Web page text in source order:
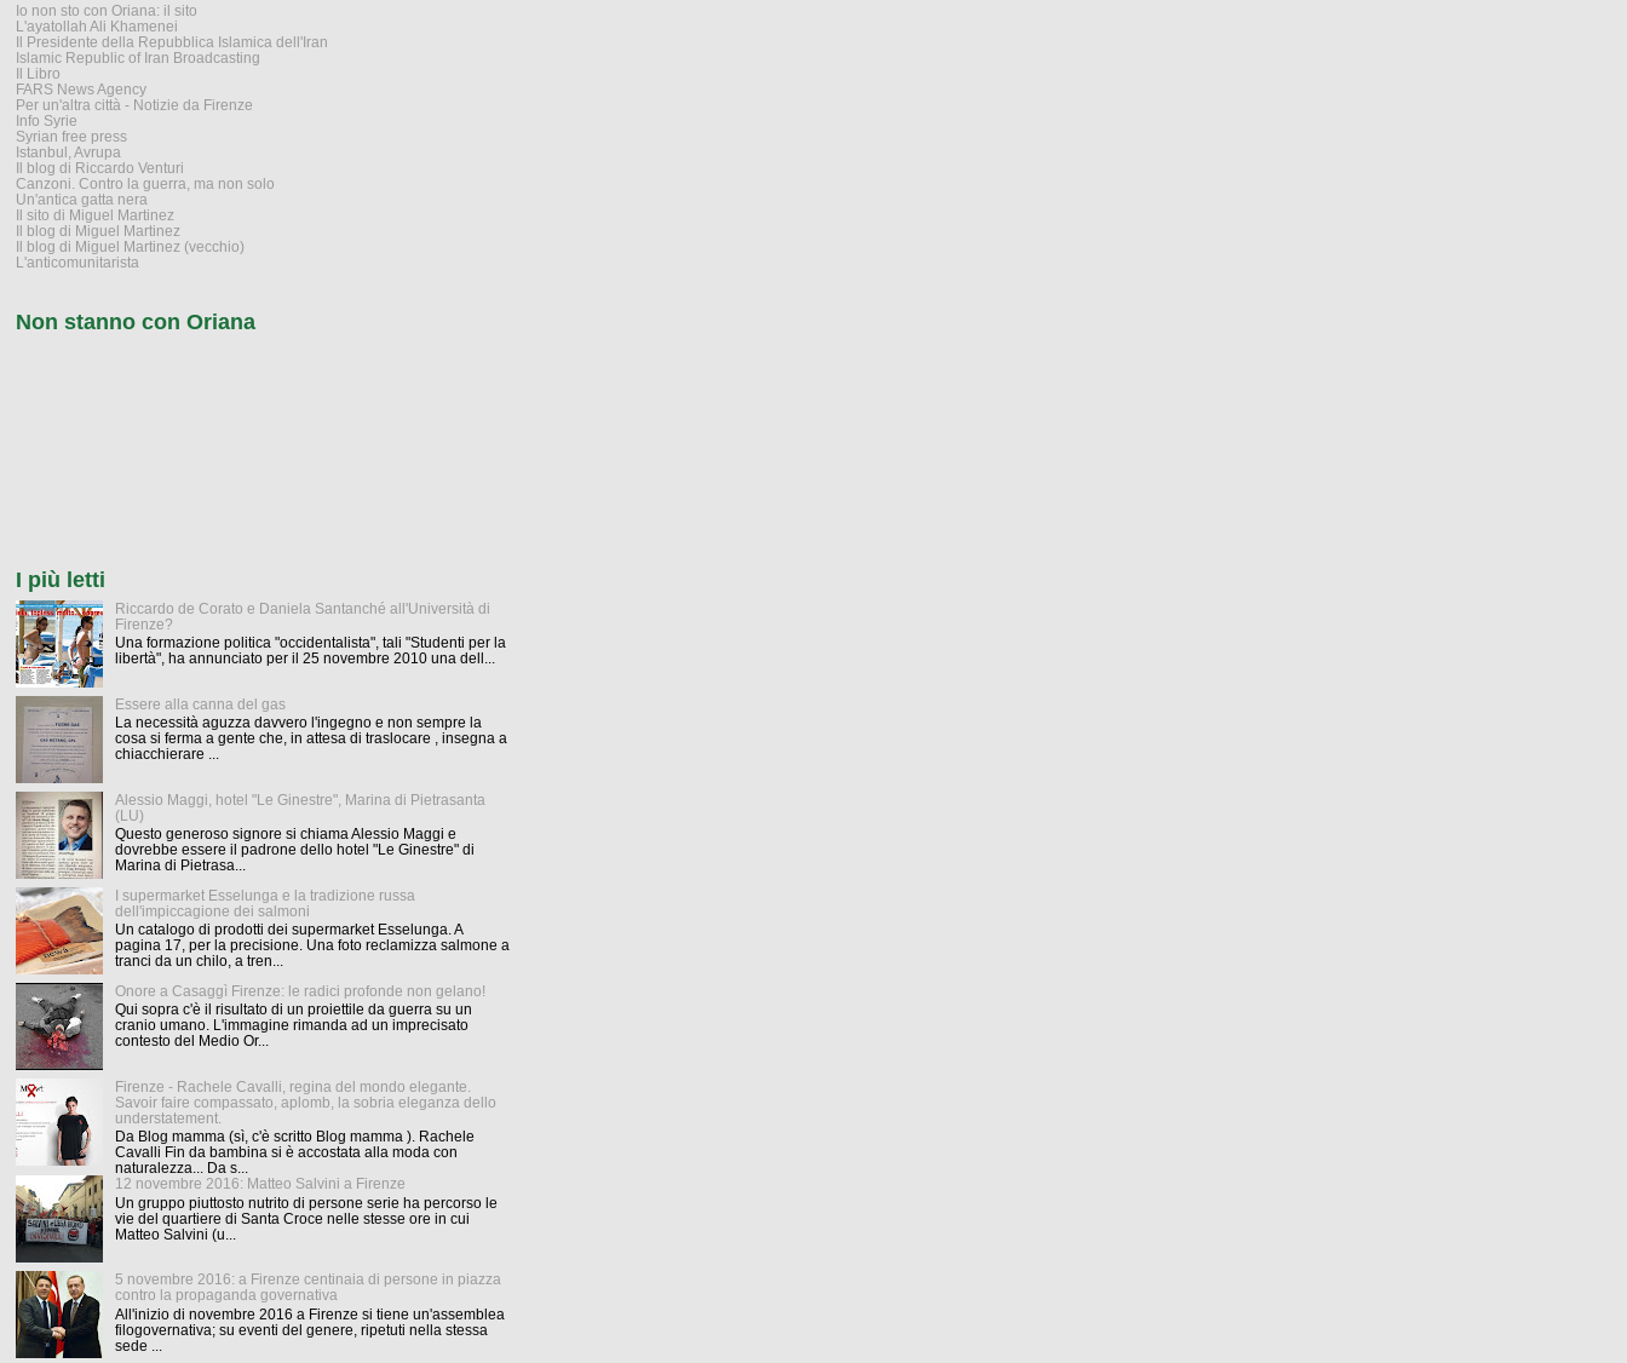
Io non sto con Oriana: il sito
L'ayatollah Ali Khamenei
Il Presidente della Repubblica Islamica dell'Iran
Islamic Republic of Iran Broadcasting
Il Libro
FARS News Agency
Per un'altra città - Notizie da Firenze
Info Syrie
Syrian free press
Istanbul, Avrupa
Il blog di Riccardo Venturi
Canzoni. Contro la guerra, ma non solo
Un'antica gatta nera
Il sito di Miguel Martinez
Il blog di Miguel Martinez
Il blog di Miguel Martinez (vecchio)
L'anticomunitarista
Non stanno con Oriana
I più letti
Riccardo de Corato e Daniela Santanché all'Università di
Firenze?
Una formazione politica "occidentalista", tali "Studenti per la
libertà", ha annunciato per il 25 novembre 2010 una dell...
Essere alla canna del gas
La necessità aguzza davvero l'ingegno e non sempre la
cosa si ferma a gente che, in attesa di traslocare , insegna a
chiacchierare ...
Alessio Maggi, hotel "Le Ginestre", Marina di Pietrasanta
(LU)
Questo generoso signore si chiama Alessio Maggi e
dovrebbe essere il padrone dello hotel "Le Ginestre" di
Marina di Pietrasa...
I supermarket Esselunga e la tradizione russa
dell'impiccagione dei salmoni
Un catalogo di prodotti dei supermarket Esselunga. A
pagina 17, per la precisione. Una foto reclamizza salmone a
tranci da un chilo, a tren...
Onore a Casaggì Firenze: le radici profonde non gelano!
Qui sopra c'è il risultato di un proiettile da guerra su un
cranio umano. L'immagine rimanda ad un imprecisato
contesto del Medio Or...
Firenze - Rachele Cavalli, regina del mondo elegante.
Savoir faire compassato, aplomb, la sobria eleganza dello
understatement.
Da Blog mamma (sì, c'è scritto Blog mamma ). Rachele
Cavalli Fin da bambina si è accostata alla moda con
naturalezza... Da s...
12 novembre 2016: Matteo Salvini a Firenze
Un gruppo piuttosto nutrito di persone serie ha percorso le
vie del quartiere di Santa Croce nelle stesse ore in cui
Matteo Salvini (u...
5 novembre 2016: a Firenze centinaia di persone in piazza
contro la propaganda governativa
All'inizio di novembre 2016 a Firenze si tiene un'assemblea
filogovernativa; su eventi del genere, ripetuti nella stessa
sede ...